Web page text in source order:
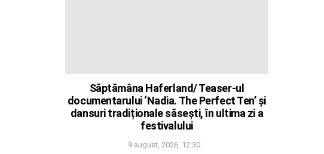
Săptămâna Haferland/ Teaser-ul
documentarului ‘Nadia. The Perfect Ten’ și
dansuri tradiționale săsești, în ultima zi a
festivalului
9 august, 2026, 12:30